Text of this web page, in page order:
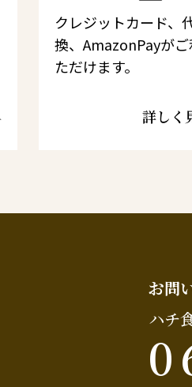
クレジットカード、
換、AmazonPayが
ただけます。
詳しく
お問
ハチ